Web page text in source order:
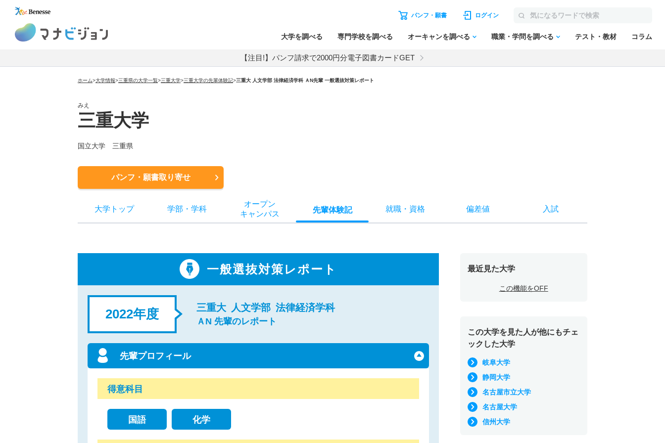
パンフ・願書 ログイン
大学を調べる 専門学校を調べる オーキャンを調べる 職業・学問を調べる テスト・教材 コラム
【注目!】パンフ請求で2000円分電子図書カードGET
ホーム>大学情報>三重県の大学一覧>三重大学>三重大学の先輩体験記>三重大 人文学部 法律経済学科 ＡN先輩 一般選抜対策レポート
みえ
三重大学
国立大学 三重県
パンフ・願書取り寄せ
大学トップ 学部 ・ 学科
オープン
キャンパス 先輩体験記 就職・ 資格 偏差値 入試
一般選抜対策レポート
2022年度 三重大 人文学部 法律経済学科
ＡN 先輩のレポート
先輩プロフィール
得意科目
国語 化学
最近見た大学
この機能をOFF
この大学を見た人が他にもチェ
ックした大学
岐阜大学
静岡大学
名古屋市立大学
名古屋大学
信州大学